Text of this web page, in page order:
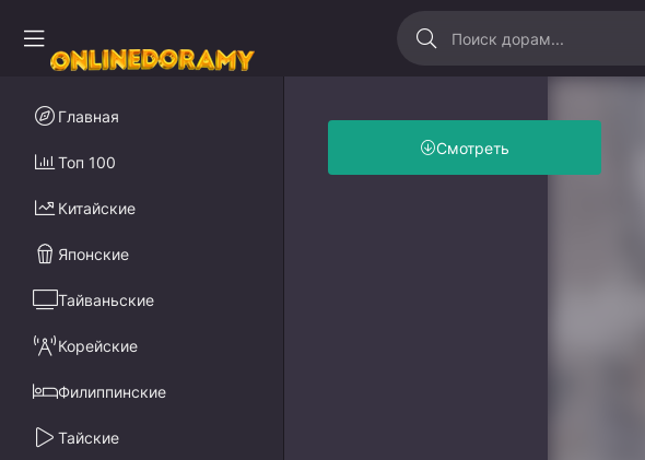
Смотреть
Главная
Топ 100
Китайские
Японские
Тайваньские
Корейские
Филиппинские
Тайские